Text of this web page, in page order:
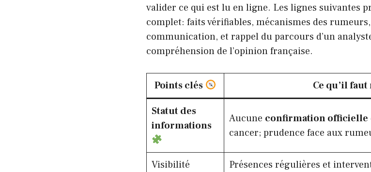
valider ce qui est lu en ligne. Les lignes suivantes
complet: faits vérifiables, mécanismes des
communication, et rappel du parcours d’un
compréhension de l’opinion française.
Points clés Ce qu’il
Statut des
informations
Aucune confirmation officielle
cancer; prudence face aux
Visibilité
Présences régulières et